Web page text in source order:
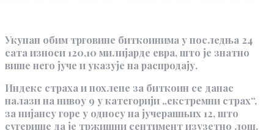
Укупан обим трговине биткоинима у последња 24
сата износи 120,10 милијарде евра, што је знатно
више него јуче и указује на распродају.
Индекс страха и похлепе за биткоин се данас
налази на нивоу 9 у категорији „екстремни страх“,
за нијансу горе у односу на јучерашњих 12, што
сугерише да је тржишни сентимент изузетно лош.